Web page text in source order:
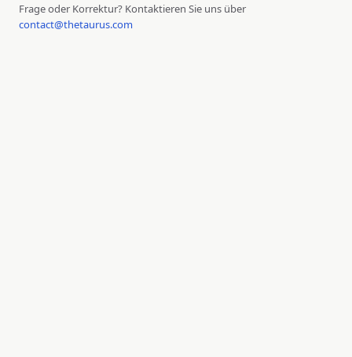
Frage oder Korrektur? Kontaktieren Sie uns über
contact@thetaurus.com